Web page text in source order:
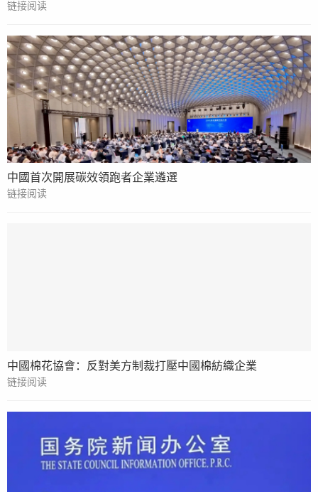
链接阅读
中國首次開展碳效領跑者企業遴選
链接阅读
中國棉花協會：反對美方制裁打壓中國棉紡織企業
链接阅读